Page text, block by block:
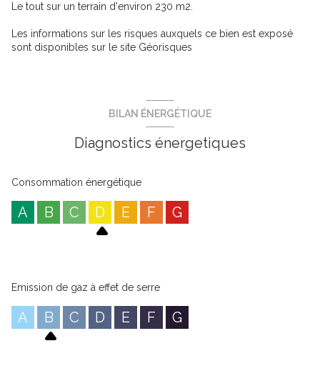
Le tout sur un terrain d'environ 230 m2.
Les informations sur les risques auxquels ce bien est exposé
sont disponibles sur le site Géorisques
BILAN ÉNERGÉTIQUE
Diagnostics énergetiques
Consommation énergétique
A B C D E F G
Emission de gaz à effet de serre
A B C D E F G